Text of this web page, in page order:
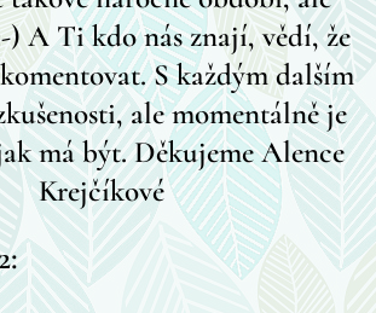
) A Ti kdo nás znají, vědí, že
S každým dalším
ale momentálně je
má být. Děkujeme Alence
Krejčíkové